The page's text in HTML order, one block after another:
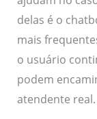
delas é o
mais
o usuário
podem
atendente real.